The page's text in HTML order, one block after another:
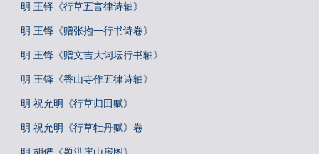
明 王铎《行草五言律诗轴》
明 王铎《赠张抱一行书诗卷》
明 王铎《赠文吉大词坛行书轴》
明 王铎《香山寺作五律诗轴》
明 祝允明《行草归田赋》
明 祝允明《行草牡丹赋》卷